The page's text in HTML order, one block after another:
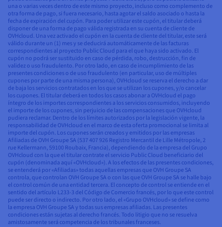
una o varias veces dentro de este mismo proyecto, incluso como complemento de
otra forma de pago, si fuera necesario, hasta agotar el saldo asociado o hasta la
fecha de expiración del cupón. Para poder utilizar este cupón, el titular deberá
disponer de una forma de pago válida registrada en su cuenta de cliente de
OVHcloud. Una vez activado el cupón en la cuenta de cliente del titular, este será
válido durante un (1) mes y se deducirá automáticamente de las facturas
correspondientes al proyecto Public Cloud para el que haya sido activado. El
cupón no podrá ser sustituido en caso de pérdida, robo, destrucción, fin de
validez o uso fraudulento. Por otro lado, en caso de incumplimiento de las
presentes condiciones o de uso fraudulento (en particular, uso de múltiples
cupones por parte de una misma persona), OVHcloud se reserva el derecho a dar
de baja los servicios contratados en los que se utilizan los cupones, y/o cancelar
los cupones. El titular deberá en todos los casos abonar a OVHcloud el pago
íntegro de los importes correspondientes a los servicios consumidos, incluyendo
el importe de los cupones, sin perjuicio de las compensaciones que OVHcloud
pudiera reclamar. Dentro de los límites autorizados por la legislación vigente, la
responsabilidad de OVHcloud en el marco de esta oferta promocional se limita al
importe del cupón. Los cupones serán creados y emitidos por las empresas
Afiliadas de OVH Groupe SA (537 407 926 Registro Mercantil de Lille Métropole, 2
rue Kellermann, 59100 Roubaix, Francia), dependiendo de la empresa del Grupo
OVHcloud con la que el titular contrate el servicio Public Cloud beneficiario del
cupón (denominada aquí «OVHcloud»). A los efectos de las presentes condiciones,
se entenderá por «Afiliadas» todas aquellas empresas que OVH Groupe SA
controla, que controlan OVH Groupe SA o con las que OVH Groupe SA se halle bajo
el control común de una entidad tercera. El concepto de control se entiende en el
sentido del artículo L233-3 del Código de Comercio francés, por lo que este control
puede ser directo o indirecto. Por otro lado, el «Grupo OVHcloud» se define como
la empresa OVH Groupe SA y todas sus empresas afiliadas. Las presentes
condiciones están sujetas al derecho francés. Todo litigio que no se resuelva
amistosamente será competencia de los tribunales franceses.